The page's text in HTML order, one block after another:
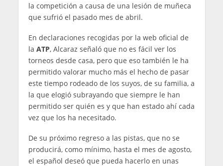
la competición a causa de una lesión de muñeca
que sufrió el pasado mes de abril.
En declaraciones recogidas por la web oficial de
la ATP, Alcaraz señaló que no es fácil ver los
torneos desde casa, pero que eso también le ha
permitido valorar mucho más el hecho de pasar
este tiempo rodeado de los suyos, de su familia, a
la que elogió subrayando que siempre le han
permitido ser quién es y que han estado ahí cada
vez que los ha necesitado.
De su próximo regreso a las pistas, que no se
producirá, como mínimo, hasta el mes de agosto,
el español deseó que pueda hacerlo en unas